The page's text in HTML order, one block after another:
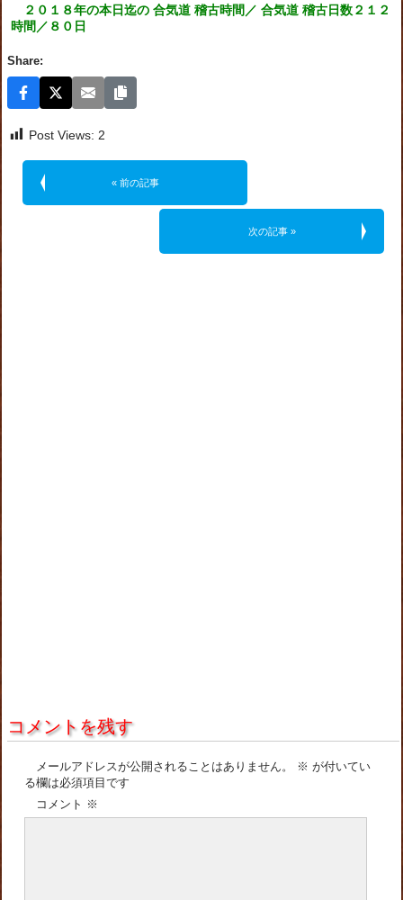
２０１８年の本日迄の 合気道 稽古時間／ 合気道 稽古日数２１２
時間／８０日
Share:
Post Views: 2
« 前の記事
次の記事 »
コメントを残す
メールアドレスが公開されることはありません。 ※ が付いてい
る欄は必須項目です
コメント ※